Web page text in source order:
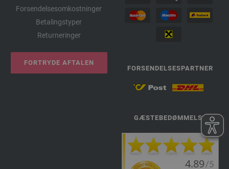
Forsendelsesomkostninger
Betalingstyper
Returneringer
FORTRYDE AFTALEN
FORSENDELSESPARTNER
GÆSTEBEDØMMELSE